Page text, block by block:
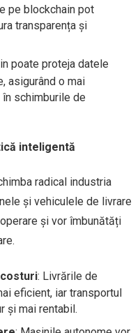
pe blockchain pot
transparența și
poate proteja datele
asigurând o mai
în schimburile de
inteligentă
radical industria
și vehiculele de livrare
și vor îmbunătăți
: Livrările de
eficient, iar transportul
și mai rentabil.